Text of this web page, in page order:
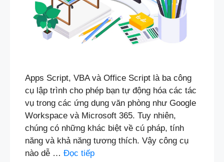
Apps Script, VBA và Office Script là ba công
cụ lập trình cho phép bạn tự động hóa các tác
vụ trong các ứng dụng văn phòng như Google
Workspace và Microsoft 365. Tuy nhiên,
chúng có những khác biệt về cú pháp, tính
năng và khả năng tương thích. Vậy công cụ
nào dễ … Đọc tiếp